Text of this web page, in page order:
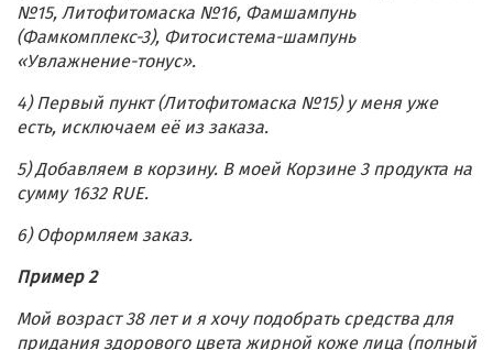
№15, Литофитомаска №16, Фамшампунь
(Фамкомплекс-3), Фитосистема-шампунь
«Увлажнение-тонус».
4) Первый пункт (Литофитомаска №15) у меня уже
есть, исключаем её из заказа.
5) Добавляем в корзину. В моей Корзине 3 продукта на
сумму 1632 RUE.
6) Оформляем заказ.
Пример 2
Мой возраст 38 лет и я хочу подобрать средства для
придания здорового цвета жирной коже лица (полный